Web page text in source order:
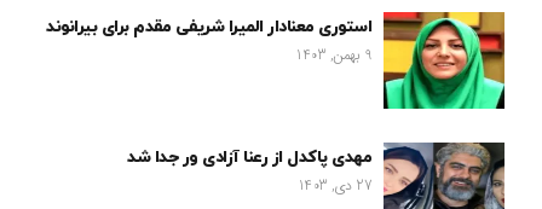
استوری معنادار المیرا شریفی مقدم برای بیرانوند
9 بهمن, 1403
مهدی پاکدل از رعنا آزادی ور جدا شد
27 دی, 1403